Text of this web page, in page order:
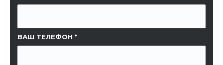
ВАШ ТЕЛЕФОН